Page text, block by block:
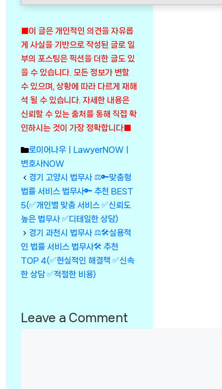
■이 글은 개인적인 의견을 자유롭
게 사실을 기반으로 작성된 글로 일
부의 포스팅은 픽션을 더한 글도 있
을 수 있습니다. 모든 정보가 변할
수 있으며, 상황에 따라 다르게 재해
석 될 수 있습니다. 자세한 내용은
신뢰할 수 있는 출처를 통해 직접 확
인하시는 것이 가장 정확합니다■
Categories
로이어나우ㅣLawyerNOWㅣ
변호사NOW
경기 고양시 법무사 ⚖️🔑맞춤형
법률 서비스 법무사🔑 추천 BEST
5(✅개인별 맞춤 서비스 ✅신뢰도
높은 법무사 ✅디테일한 상담)
경기 과천시 법무사 ⚖️🛠실용적
인 법률 서비스 법무사🛠 추천
TOP 4(✅현실적인 해결책 ✅신속
한 상담 ✅적절한 비용)
Leave a Comment